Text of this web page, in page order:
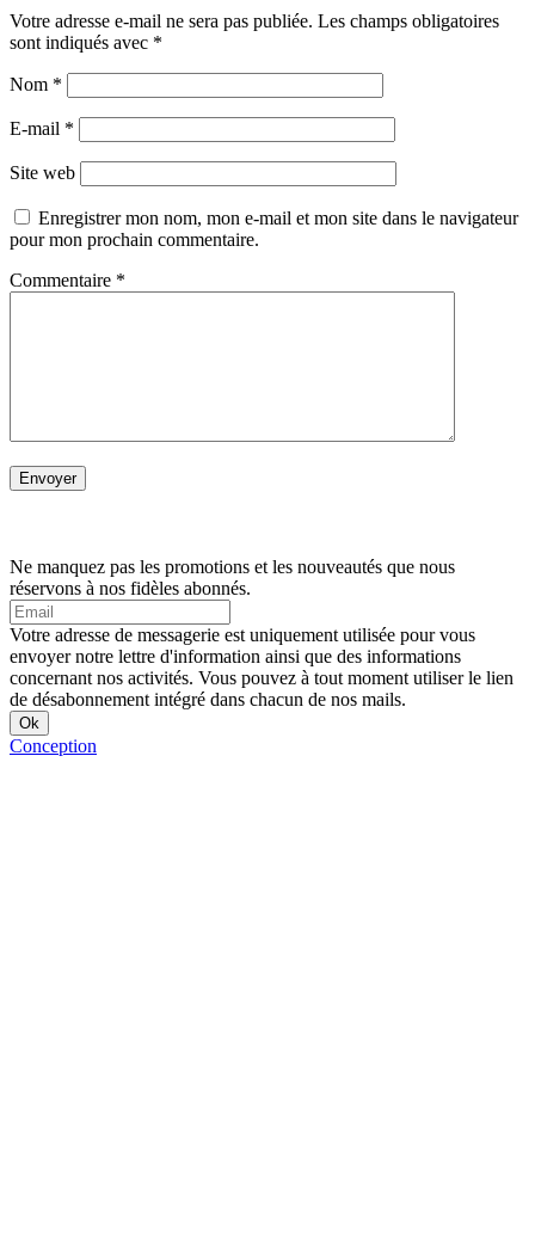
Votre adresse e-mail ne sera pas publiée. Les champs obligatoires
sont indiqués avec *
Nom *
E-mail *
Site web
Enregistrer mon nom, mon e-mail et mon site dans le navigateur
pour mon prochain commentaire.
Commentaire *
Ne manquez pas les promotions et les nouveautés que nous
réservons à nos fidèles abonnés.
Votre adresse de messagerie est uniquement utilisée pour vous
envoyer notre lettre d'information ainsi que des informations
concernant nos activités. Vous pouvez à tout moment utiliser le lien
de désabonnement intégré dans chacun de nos mails.
Conception